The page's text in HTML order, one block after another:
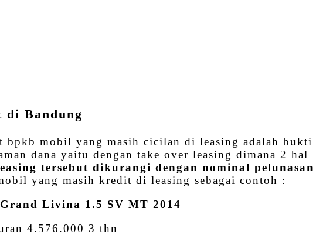
Bandung
bpkb mobil yang masih cicilan di leasing adalah bukti
dana yaitu dengan take over leasing dimana 2 hal
tersebut dikurangi dengan nominal pelunasan
yang masih kredit di leasing sebagai contoh :
Livina 1.5 SV MT 2014
4.576.000 3 thn